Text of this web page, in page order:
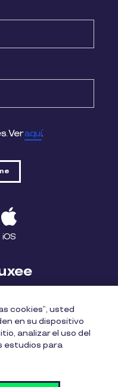
Veraquí.
iOS
con nosotros
Términos de uso
cookies”, usted
en su dispositivo
analizar el uso del
estudios para